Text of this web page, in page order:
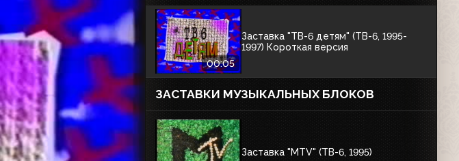
00:05
Заставка "ТВ-6 детям" (ТВ-6, 1995-
1997) Короткая версия
ЗАСТАВКИ МУЗЫКАЛЬНЫХ БЛОКОВ
Заставка "MTV" (ТВ-6, 1995)